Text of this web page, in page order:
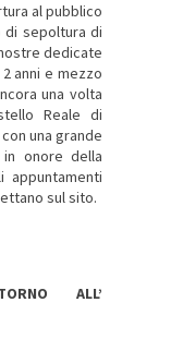
al pubblico
di sepoltura di
dedicate
anni e mezzo
una volta
Reale di
una grande
onore della
appuntamenti
sul sito.
ALL’